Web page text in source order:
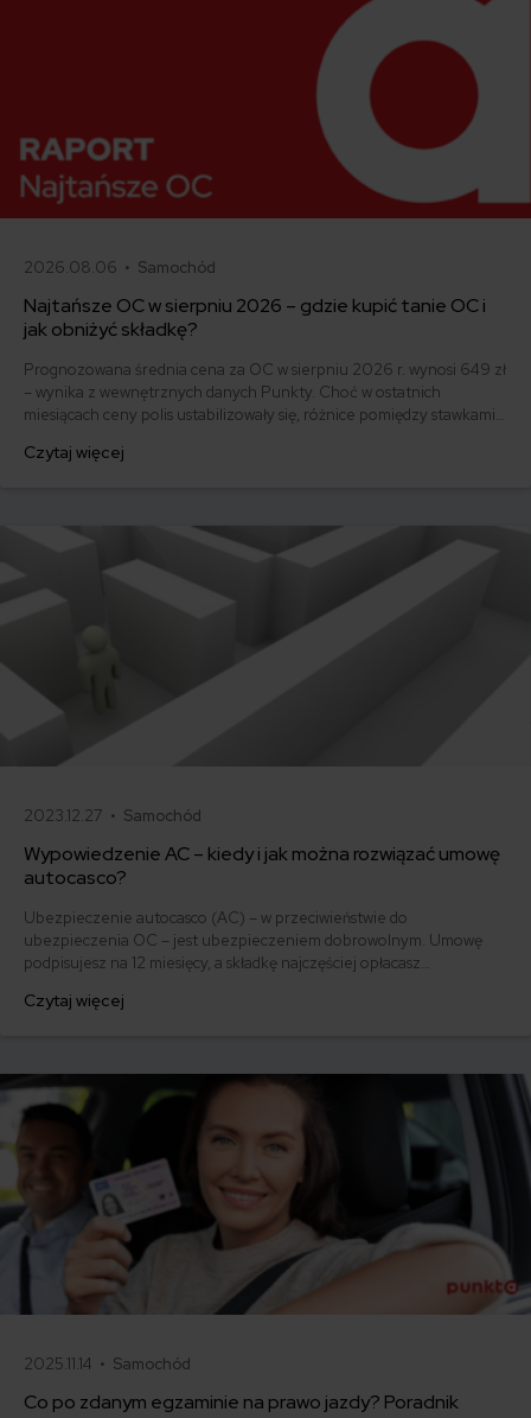
2026.08.06 • Samochód
Najtańsze OC w sierpniu 2026 – gdzie kupić tanie OC i
jak obniżyć składkę?
Prognozowana średnia cena za OC w sierpniu 2026 r. wynosi 649 zł
– wynika z wewnętrznych danych Punkty. Choć w ostatnich
miesiącach ceny polis ustabilizowały się, różnice pomiędzy stawkami
500 zł, inni – powyżej 1500 zł. Gdzie znaleźć najtańsze OC w Polsce
Czytaj więcej
2023.12.27 • Samochód
Wypowiedzenie AC – kiedy i jak można rozwiązać umowę
autocasco?
Ubezpieczenie autocasco (AC) – w przeciwieństwie do
ubezpieczenia OC – jest ubezpieczeniem dobrowolnym. Umowę
podpisujesz na 12 miesięcy, a składkę najczęściej opłacasz
ofertę lub zdecydowałeś się sprzedać samochód w trakcie trwania
Czytaj więcej
2025.11.14 • Samochód
Co po zdanym egzaminie na prawo jazdy? Poradnik